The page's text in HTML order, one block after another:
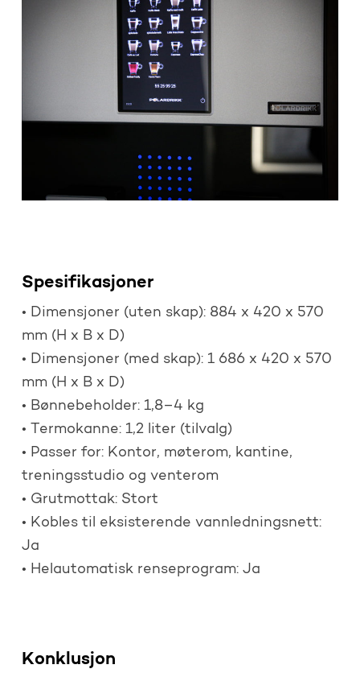
Spesifikasjoner
• Dimensjoner (uten skap): 884 x 420 x 570
mm (H x B x D)
• Dimensjoner (med skap): 1 686 x 420 x 570
mm (H x B x D)
• Bønnebeholder: 1,8–4 kg
• Termokanne: 1,2 liter (tilvalg)
• Passer for: Kontor, møterom, kantine,
treningsstudio og venterom
• Grutmottak: Stort
• Kobles til eksisterende vannledningsnett:
Ja
• Helautomatisk renseprogram: Ja
Konklusjon